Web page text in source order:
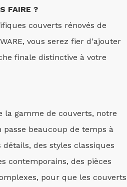
FAIRE ?
couverts rénovés de
vous serez fier d'ajouter
finale distinctive à votre
la gamme de couverts, notre
passe beaucoup de temps à
des styles classiques
contemporains, des pièces
pour que les couverts